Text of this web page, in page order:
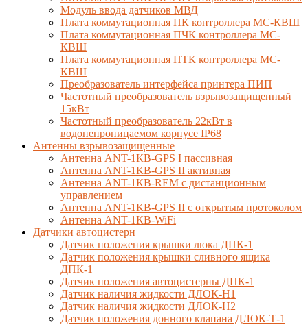
Модуль ввода датчиков МВД
Плата коммутационная ПК контроллера МС-КВШ
Плата коммутационная ПЧК контроллера МС-
КВШ
Плата коммутационная ПТК контроллера МС-
КВШ
Преобразователь интерфейса принтера ПИП
Частотный преобразователь взрывозащищенный
15кВт
Частотный преобразователь 22кВт в
водонепроницаемом корпусе IP68
Антенны взрывозащищенные
Антенна ANT-1КВ-GPS I пассивная
Антенна ANT-1КВ-GPS II активная
Антенна ANT-1КВ-REM c дистанционным
управлением
Антенна ANT-1КВ-GPS II с открытым протоколом
Антенна ANT-1КВ-WiFi
Датчики автоцистерн
Датчик положения крышки люка ДПК-1
Датчик положения крышки сливного ящика
ДПК-1
Датчик положения автоцистерны ДПК-1
Датчик наличия жидкости ДЛОК-Н1
Датчик наличия жидкости ДЛОК-Н2
Датчик положения донного клапана ДЛОК-Т-1